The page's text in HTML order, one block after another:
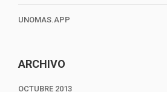
UNOMAS.APP
ARCHIVO
OCTUBRE 2013